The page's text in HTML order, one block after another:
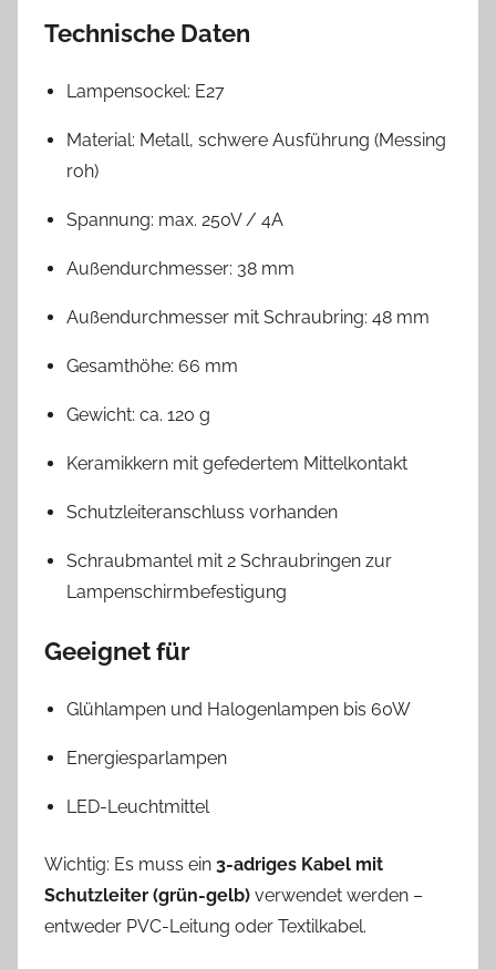
Technische Daten
Lampensockel: E27
Material: Metall, schwere Ausführung (Messing
roh)
Spannung: max. 250V / 4A
Außendurchmesser: 38 mm
Außendurchmesser mit Schraubring: 48 mm
Gesamthöhe: 66 mm
Gewicht: ca. 120 g
Keramikkern mit gefedertem Mittelkontakt
Schutzleiteranschluss vorhanden
Schraubmantel mit 2 Schraubringen zur
Lampenschirmbefestigung
Geeignet für
Glühlampen und Halogenlampen bis 60W
Energiesparlampen
LED-Leuchtmittel
Wichtig: Es muss ein 3-adriges Kabel mit
Schutzleiter (grün-gelb) verwendet werden –
entweder PVC-Leitung oder Textilkabel.